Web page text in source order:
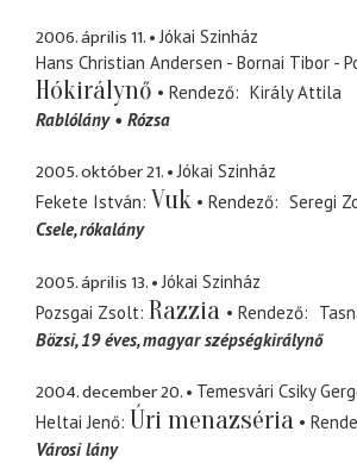
2006. április 11.
Jókai Szinház
Hans Christian Andersen - Bornai Tibor -
Hókirálynő Rendező
Király Attila
Rablólány
Rózsa
2005. október 21.
Jókai Szinház
Fekete István Vuk Rendező
Seregi
Csele rókalány
2005. április 13.
Jókai Szinház
Pozsgai Zsolt Razzia Rendező
Bözsi 19 éves, magyar szépségkirálynő
2004. december 20.
Temesvári Csiky
Heltai Jenő Úri menazséria
Városi lány